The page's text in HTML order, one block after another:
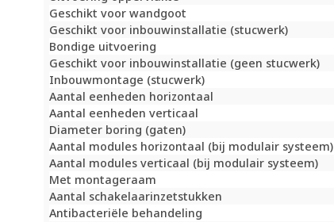
Geschikt voor wandgoot
Geschikt voor inbouwinstallatie (stucwerk)
Bondige uitvoering
Geschikt voor inbouwinstallatie (geen stucwerk)
Inbouwmontage (stucwerk)
Aantal eenheden horizontaal
Aantal eenheden verticaal
Diameter boring (gaten)
Aantal modules horizontaal (bij modulair systeem)
Aantal modules verticaal (bij modulair systeem)
Met montageraam
Aantal schakelaarinzetstukken
Antibacteriële behandeling